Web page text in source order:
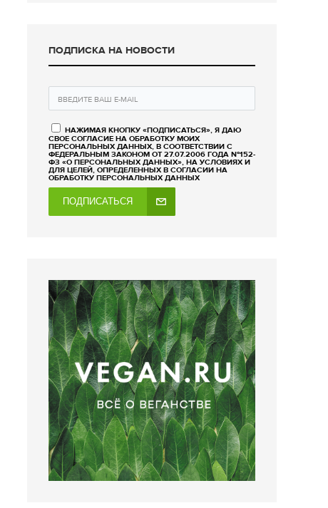
ПОДПИСКА НА НОВОСТИ
НАЖИМАЯ КНОПКУ «ПОДПИСАТЬСЯ», Я ДАЮ
СВОЕ СОГЛАСИЕ НА ОБРАБОТКУ МОИХ
ПЕРСОНАЛЬНЫХ ДАННЫХ, В СООТВЕТСТВИИ С
ФЕДЕРАЛЬНЫМ ЗАКОНОМ ОТ 27.07.2006 ГОДА №152-
ФЗ «О ПЕРСОНАЛЬНЫХ ДАННЫХ», НА УСЛОВИЯХ И
ДЛЯ ЦЕЛЕЙ, ОПРЕДЕЛЕННЫХ В СОГЛАСИИ НА
ОБРАБОТКУ ПЕРСОНАЛЬНЫХ ДАННЫХ
ПОДПИСАТЬСЯ